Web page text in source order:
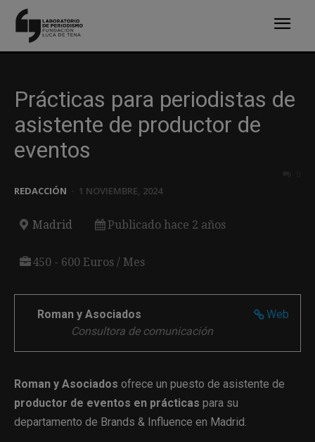
Prácticas para periodistas de
asistente de productor de
eventos
REDACCIÓN 1 NOVIEMBRE, 2024
Madrid Publicado hace 2 años
450 - 600 Euros / Mes
Web
Roman y Asociados
Consultora de comunicación
Roman y Asociados ofrece un puesto de asistente de
productor de eventos en prácticas para su
departamento de Brands & Influence en Madrid.